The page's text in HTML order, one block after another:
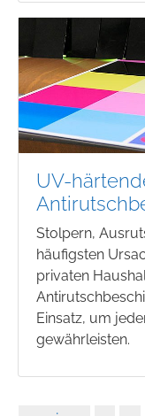
UV-
Stolpern,
häufigsten
privaten
Einsatz, um
gewährleisten.